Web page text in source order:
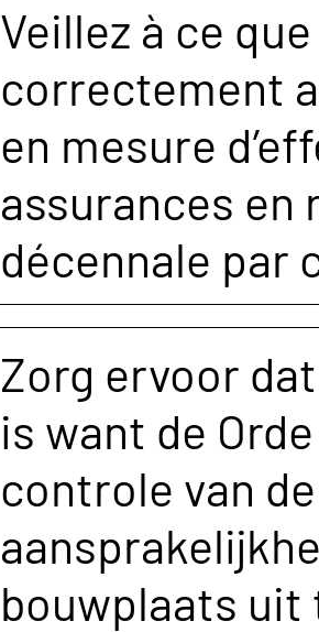
Veillez à ce
correctement
en mesure
assurances
décennale par
Zorg ervoor
is want de
controle van
bouwplaats uit